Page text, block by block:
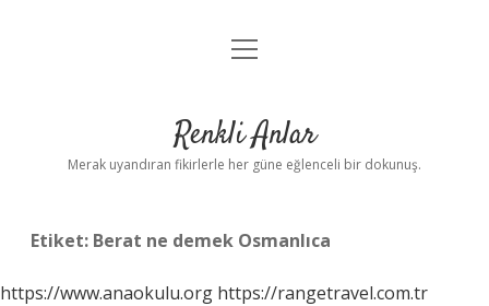
Anasayfa
Yasal Uyarı
menüyü
Renkli Anlar
Merak uyandıran fikirlerle her güne eğlenceli bir dokunuş.
Etiket: Berat ne demek Osmanlıca
https://www.anaokulu.org https://rangetravel.com.tr